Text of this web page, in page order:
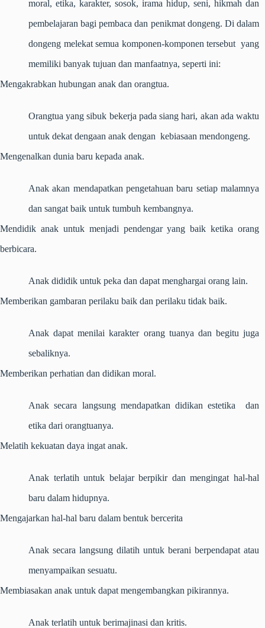
moral, etika, karakter, sosok, irama hidup, seni, hikmah dan
pembelajaran bagi pembaca dan penikmat dongeng. Di dalam
dongeng melekat semua komponen-komponen tersebut yang
memiliki banyak tujuan dan manfaatnya, seperti ini:
Mengakrabkan hubungan anak dan orangtua.
Orangtua yang sibuk bekerja pada siang hari, akan ada waktu
untuk dekat dengaan anak dengan kebiasaan mendongeng.
Mengenalkan dunia baru kepada anak.
Anak akan mendapatkan pengetahuan baru setiap malamnya
dan sangat baik untuk tumbuh kembangnya.
Mendidik anak untuk menjadi pendengar yang baik ketika orang
berbicara.
Anak dididik untuk peka dan dapat menghargai orang lain.
Memberikan gambaran perilaku baik dan perilaku tidak baik.
Anak dapat menilai karakter orang tuanya dan begitu juga
sebaliknya.
Memberikan perhatian dan didikan moral.
Anak secara langsung mendapatkan didikan estetika dan
etika dari orangtuanya.
Melatih kekuatan daya ingat anak.
Anak terlatih untuk belajar berpikir dan mengingat hal-hal
baru dalam hidupnya.
Mengajarkan hal-hal baru dalam bentuk bercerita
Anak secara langsung dilatih untuk berani berpendapat atau
menyampaikan sesuatu.
Membiasakan anak untuk dapat mengembangkan pikirannya.
Anak terlatih untuk berimajinasi dan kritis.